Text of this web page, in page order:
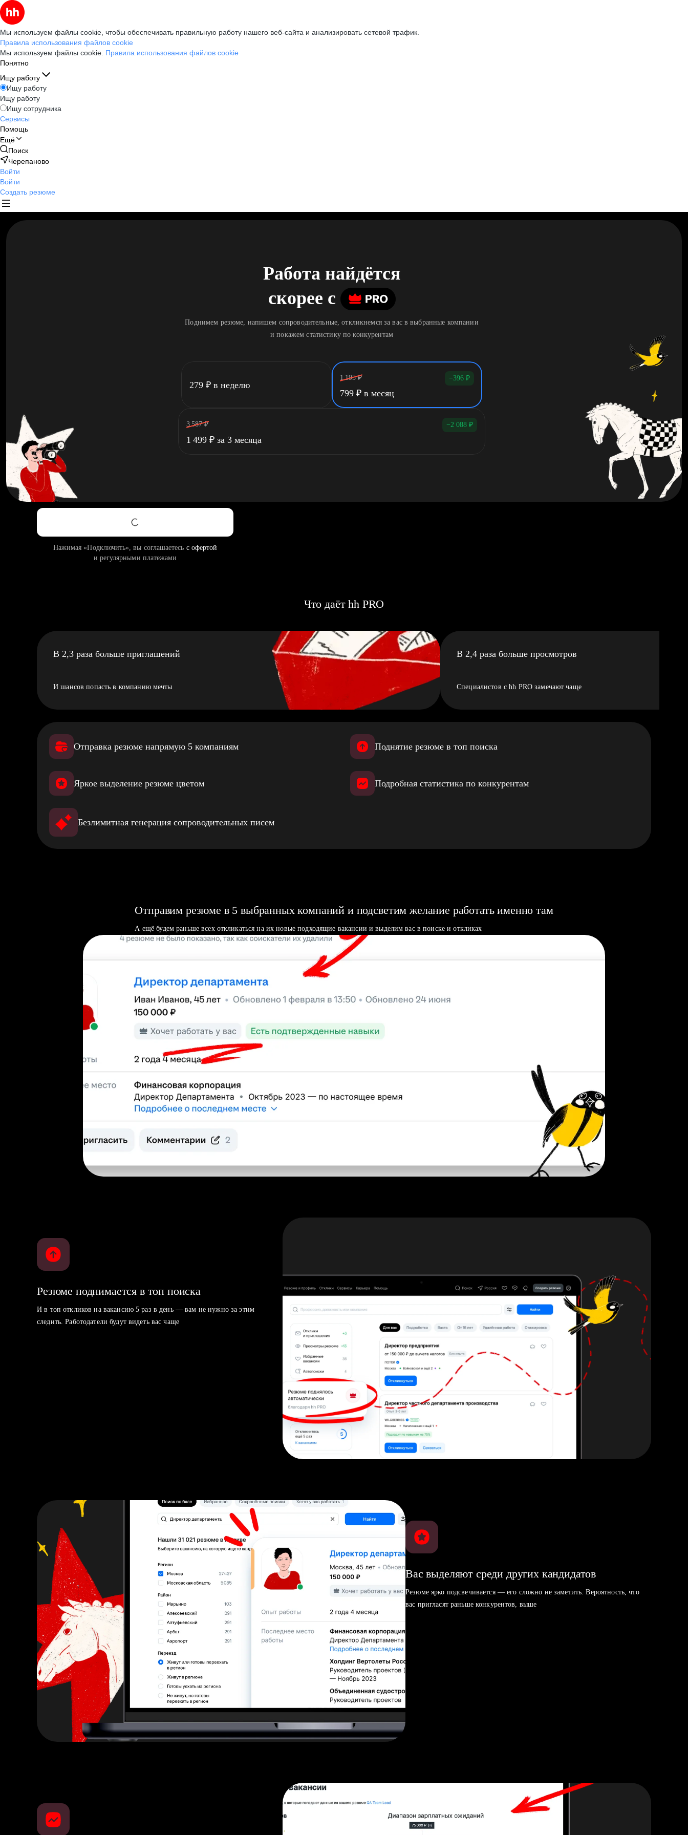
Мы используем файлы cookie, чтобы обеспечивать правильную работу нашего веб-сайта и анализировать сетевой трафик.
Правила использования файлов cookie
Мы используем файлы cookie. Правила использования файлов cookie
Понятно
Ищу работу
Ищу работу
Ищу работу
Ищу сотрудника
Сервисы
Помощь
Ещё
Поиск
Черепаново
Войти
Войти
Создать резюме
Работа найдётся
скорее c
Поднимем резюме, напишем сопроводительные, откликнемся за вас в выбранные компании
и покажем статистику по конкурентам
279 ₽ в неделю
1 195 ₽ −396 ₽
799 ₽ в месяц
3 587 ₽ −2 088 ₽
1 499 ₽ за 3 месяца
Нажимая «Подключить», вы соглашаетесь с офертой
и регулярными платежами
Что даёт hh PRO
В 2,3 раза больше приглашений
И шансов попасть в компанию мечты
В 2,4 раза больше просмотров
Специалистов с hh PRO замечают чаще
Отправка резюме напрямую 5 компаниям Поднятие резюме в топ поиска
Яркое выделение резюме цветом Подробная статистика по конкурентам
Безлимитная генерация сопроводительных писем
Отправим резюме в 5 выбранных компаний и подсветим желание работать именно там
А ещё будем раньше всех откликаться на их новые подходящие вакансии и выделим вас в поиске и откликах
Резюме поднимается в топ поиска
И в топ откликов на вакансию 5 раз в день — вам не нужно за этим
следить. Работодатели будут видеть вас чаще
Вас выделяют среди других кандидатов
Резюме ярко подсвечивается — его сложно не заметить. Вероятность, что
вас пригласят раньше конкурентов, выше